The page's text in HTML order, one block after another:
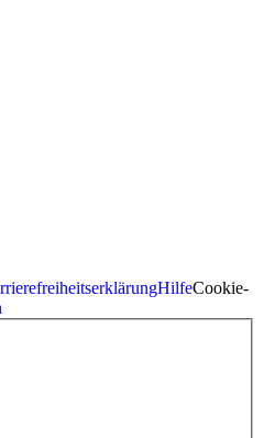
HilfeCookie-